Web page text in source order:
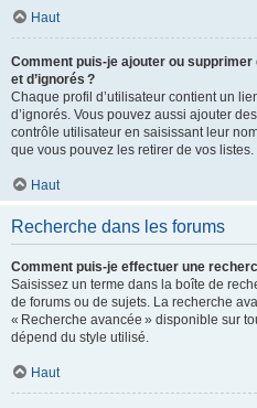
Haut
Comment puis-je ajouter ou
et d’ignorés ?
Chaque profil d’utilisateur contient un
d’ignorés. Vous pouvez aussi ajouter
contrôle utilisateur en saisissant leur
que vous pouvez les retirer de vos listes.
Haut
Recherche dans les forums
Comment puis-je effectuer une
Saisissez un terme dans la boîte de
de forums ou de sujets. La recherche
« Recherche avancée » disponible sur
dépend du style utilisé.
Haut